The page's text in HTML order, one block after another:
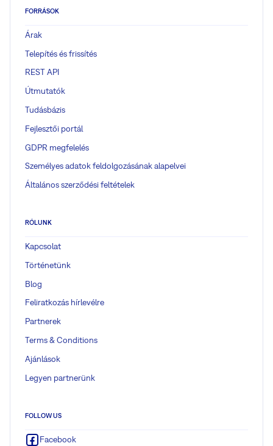
FORRÁSOK
Árak
Telepítés és frissítés
REST API
Útmutatók
Tudásbázis
Fejlesztői portál
GDPR megfelelés
Személyes adatok feldolgozásának alapelvei
Általános szerződési feltételek
RÓLUNK
Kapcsolat
Történetünk
Blog
Feliratkozás hírlevélre
Partnerek
Terms & Conditions
Ajánlások
Legyen partnerünk
FOLLOW US
Facebook